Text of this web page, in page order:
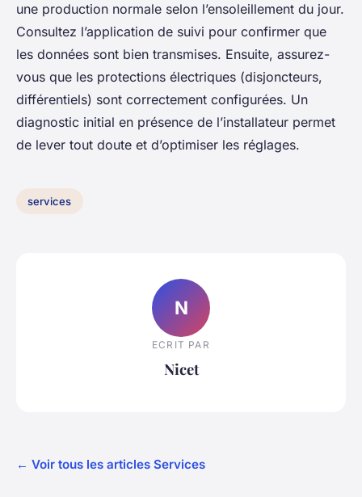
une production normale selon l’ensoleillement du jour.
Consultez l’application de suivi pour confirmer que
les données sont bien transmises. Ensuite, assurez-
vous que les protections électriques (disjoncteurs,
différentiels) sont correctement configurées. Un
diagnostic initial en présence de l’installateur permet
de lever tout doute et d’optimiser les réglages.
services
N
ECRIT PAR
Nicet
← Voir tous les articles Services